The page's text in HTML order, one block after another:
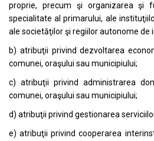
proprie, precum şi organizarea şi
specialitate al primarului, ale
ale societăţilor şi regiilor autonome de
b) atribuţii privind dezvoltarea
comunei, oraşului sau municipiului;
c) atribuţii privind administrarea
comunei, oraşului sau municipiului;
d) atribuţii privind gestionarea
e) atribuţii privind cooperarea